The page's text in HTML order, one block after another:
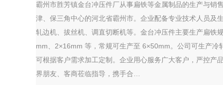
霸州市胜芳镇金台冲压件厂从事扁铁等金属制品的生产与销
津、保三角中心的河北省霸州市。企业配备专业技术人员及
轧边机、拔丝机、调直切断机等。金台冲压件主要生产扁铁
mm、2×16mm 等，常规可生产至 6×50mm。公司可生产冷
可根据客户需求加工定制。企业用心服务广大客户，严控产
界朋友、客商莅临指导，携手合…